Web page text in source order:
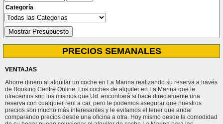
Categoría
PRECIOS SEMANALES
VENTAJAS
Ahorre dinero al alquilar un coche en La Marina realizando su reserva a través
de Booking Centre Online. Los coches de alquiler en La Marina que le
ofrecemos son los mismos que Ud. encontrará si hace directamente una
reserva con cualquier rent a car, pero le podemos asegurar que nuestros
precios son mucho más interesantes y le evitamos el tener que andar
comparando precios desde una oficina a otra. Hoy mismo desde la comodidad